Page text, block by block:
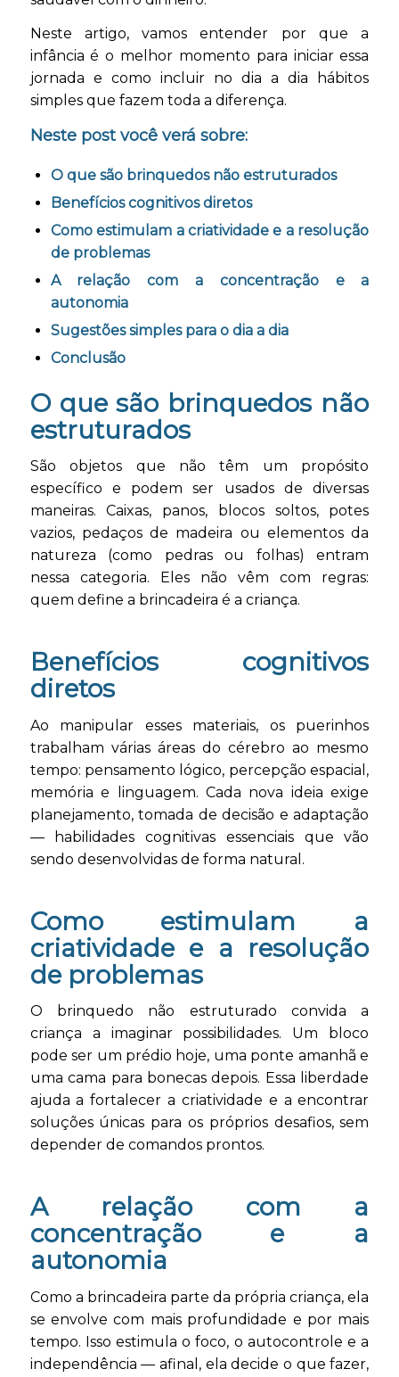
Neste artigo, vamos entender por que a
infância é o melhor momento para iniciar essa
jornada e como incluir no dia a dia hábitos
simples que fazem toda a diferença.
Neste post você verá sobre:
O que são brinquedos não estruturados
Benefícios cognitivos diretos
Como estimulam a criatividade e a resolução
de problemas
A relação com a concentração e a
autonomia
Sugestões simples para o dia a dia
Conclusão
O que são brinquedos não
estruturados
São objetos que não têm um propósito
específico e podem ser usados de diversas
maneiras. Caixas, panos, blocos soltos, potes
vazios, pedaços de madeira ou elementos da
natureza (como pedras ou folhas) entram
nessa categoria. Eles não vêm com regras:
quem define a brincadeira é a criança.
Benefícios cognitivos
diretos
Ao manipular esses materiais, os puerinhos
trabalham várias áreas do cérebro ao mesmo
tempo: pensamento lógico, percepção espacial,
memória e linguagem. Cada nova ideia exige
planejamento, tomada de decisão e adaptação
— habilidades cognitivas essenciais que vão
sendo desenvolvidas de forma natural.
Como estimulam a
criatividade e a resolução
de problemas
O brinquedo não estruturado convida a
criança a imaginar possibilidades. Um bloco
pode ser um prédio hoje, uma ponte amanhã e
uma cama para bonecas depois. Essa liberdade
ajuda a fortalecer a criatividade e a encontrar
soluções únicas para os próprios desafios, sem
depender de comandos prontos.
A relação com a
concentração e a
autonomia
Como a brincadeira parte da própria criança, ela
se envolve com mais profundidade e por mais
tempo. Isso estimula o foco, o autocontrole e a
independência — afinal, ela decide o que fazer,